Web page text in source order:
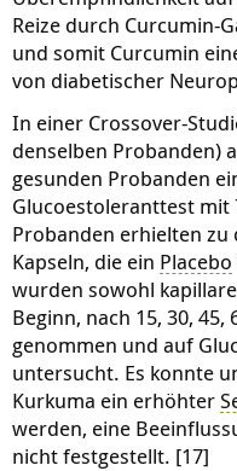
Reize durch Curcumin-
und somit Curcumin
von diabetischer
In einer Crossover-
denselben Probanden)
gesunden Probanden
Glucoestoleranttest mit
Probanden erhielten zu
Kapseln, die ein Placebo
wurden sowohl
Beginn, nach 15, 30,
genommen und auf
untersucht. Es konnte
Kurkuma ein erhöhter
werden, eine
nicht festgestellt. [17]